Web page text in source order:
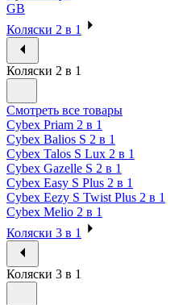
GB
Коляски 2 в 1
Коляски 2 в 1
Смотреть все товары
Cybex Priam 2 в 1
Cybex Balios S 2 в 1
Cybex Talos S Lux 2 в 1
Cybex Gazelle S 2 в 1
Cybex Easy S Plus 2 в 1
Cybex Eezy S Twist Plus 2 в 1
Cybex Melio 2 в 1
Коляски 3 в 1
Коляски 3 в 1